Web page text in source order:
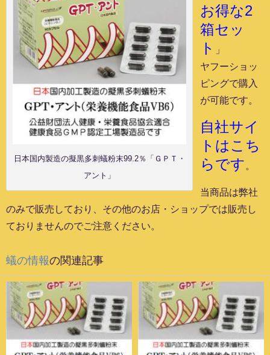
日本国内製造の擬黒多刺蟻粉末99.2％「ＧＰＴ・
アント」
お得な2
箱セッ
ト
」
ヤフーショッ
ピングで購入
が可能です。
自社サイ
トはこち
らです 。
当商品は弊社
のみで販売しており、その他のお店・ショップでは販売し
ておりませんのでご注意ください。
蟻の情報の関連記事